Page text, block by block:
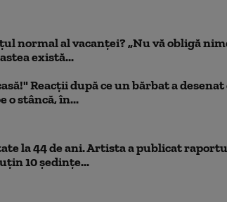
normal al vacanței? „Nu vă obligă
există...
Reacţii după ce un bărbat a desenat
o stâncă, în...
la 44 de ani. Artista a publicat
10 ședințe...